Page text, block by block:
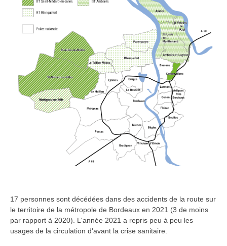
17 personnes sont décédées dans des accidents de la route sur
le territoire de la métropole de Bordeaux en 2021 (3 de moins
par rapport à 2020). L'année 2021 a repris peu à peu les
usages de la circulation d'avant la crise sanitaire.